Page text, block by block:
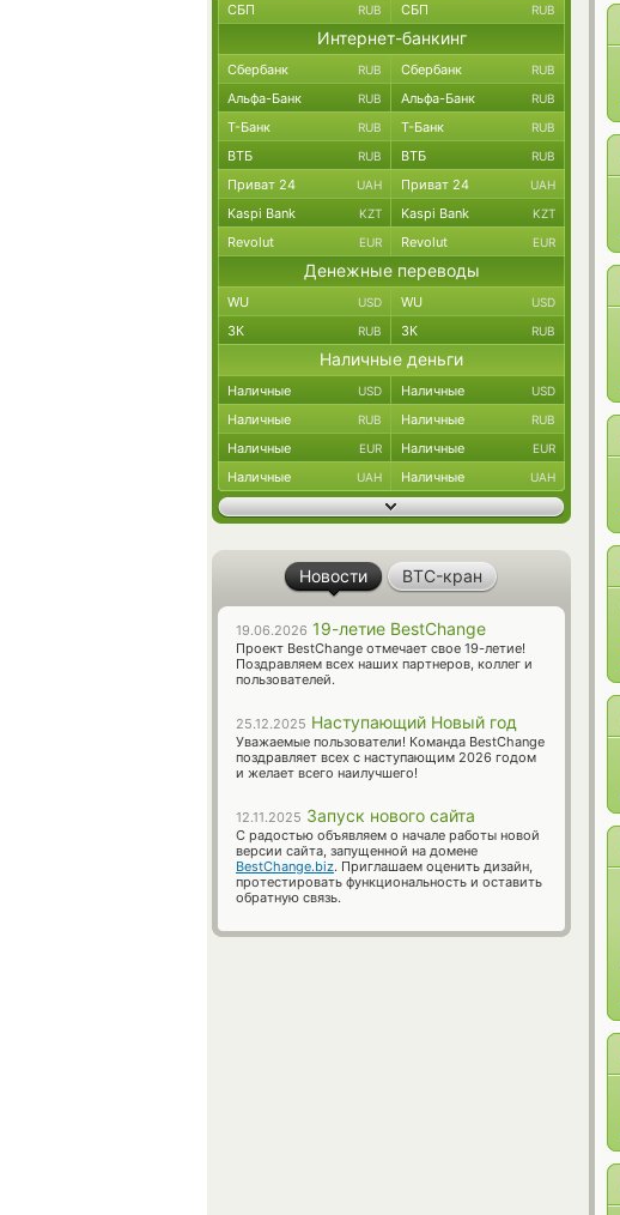
СБП RUB СБП RUB
Интернет-банкинг
Сбербанк RUB Сбербанк RUB
Альфа-Банк RUB Альфа-Банк RUB
Т-Банк RUB Т-Банк RUB
ВТБ RUB ВТБ RUB
Приват 24 UAH Приват 24 UAH
Kaspi Bank KZT Kaspi Bank KZT
Revolut EUR Revolut EUR
Денежные переводы
WU USD WU USD
ЗК RUB ЗК RUB
Наличные деньги
Наличные USD Наличные USD
Наличные RUB Наличные RUB
Наличные EUR Наличные EUR
Наличные UAH Наличные UAH
Новости BTC-кран
19.06.2026 19-летие BestChange
Проект BestChange отмечает свое 19-летие!
Поздравляем всех наших партнеров, коллег и
пользователей.
25.12.2025 Наступающий Новый год
Уважаемые пользователи! Команда BestChange
поздравляет всех с наступающим 2026 годом
и желает всего наилучшего!
12.11.2025 Запуск нового сайта
С радостью объявляем о начале работы новой
версии сайта, запущенной на домене
BestChange.biz. Приглашаем оценить дизайн,
протестировать функциональность и оставить
обратную связь.